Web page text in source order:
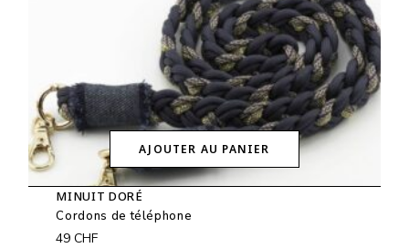
AJOUTER AU PANIER
MINUIT DORÉ
Cordons de téléphone
49CHF